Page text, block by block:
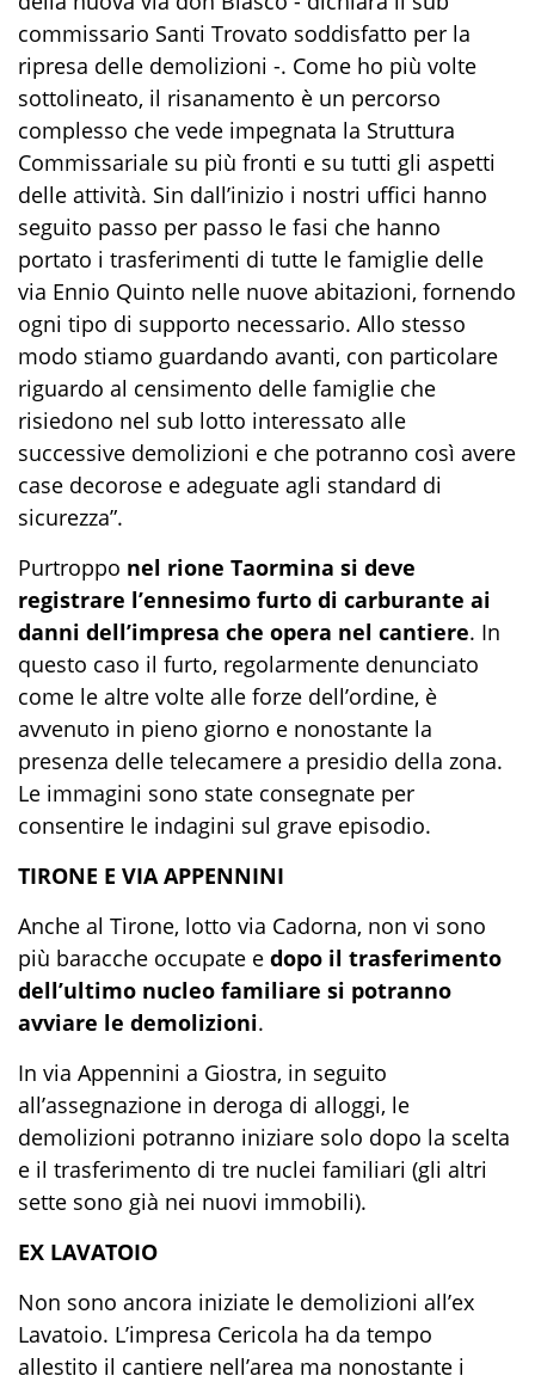
commissario Santi Trovato soddisfatto per la
ripresa delle demolizioni -. Come ho più volte
sottolineato, il risanamento è un percorso
complesso che vede impegnata la Struttura
Commissariale su più fronti e su tutti gli aspetti
delle attività. Sin dall’inizio i nostri uffici hanno
seguito passo per passo le fasi che hanno
portato i trasferimenti di tutte le famiglie delle
via Ennio Quinto nelle nuove abitazioni, fornendo
ogni tipo di supporto necessario. Allo stesso
modo stiamo guardando avanti, con particolare
riguardo al censimento delle famiglie che
risiedono nel sub lotto interessato alle
successive demolizioni e che potranno così avere
case decorose e adeguate agli standard di
sicurezza”.
Purtroppo nel rione Taormina si deve
registrare l’ennesimo furto di carburante ai
danni dell’impresa che opera nel cantiere. In
questo caso il furto, regolarmente denunciato
come le altre volte alle forze dell’ordine, è
avvenuto in pieno giorno e nonostante la
presenza delle telecamere a presidio della zona.
Le immagini sono state consegnate per
consentire le indagini sul grave episodio.
TIRONE E VIA APPENNINI
Anche al Tirone, lotto via Cadorna, non vi sono
più baracche occupate e dopo il trasferimento
dell’ultimo nucleo familiare si potranno
avviare le demolizioni.
In via Appennini a Giostra, in seguito
all’assegnazione in deroga di alloggi, le
demolizioni potranno iniziare solo dopo la scelta
e il trasferimento di tre nuclei familiari (gli altri
sette sono già nei nuovi immobili).
EX LAVATOIO
Non sono ancora iniziate le demolizioni all’ex
Lavatoio. L’impresa Cericola ha da tempo
allestito il cantiere nell’area ma nonostante i